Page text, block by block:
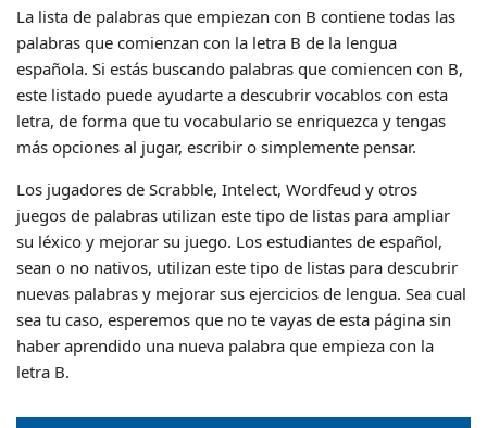
La lista de palabras que empiezan con B contiene todas las
palabras que comienzan con la letra B de la lengua
española. Si estás buscando palabras que comiencen con B,
este listado puede ayudarte a descubrir vocablos con esta
letra, de forma que tu vocabulario se enriquezca y tengas
más opciones al jugar, escribir o simplemente pensar.
Los jugadores de Scrabble, Intelect, Wordfeud y otros
juegos de palabras utilizan este tipo de listas para ampliar
su léxico y mejorar su juego. Los estudiantes de español,
sean o no nativos, utilizan este tipo de listas para descubrir
nuevas palabras y mejorar sus ejercicios de lengua. Sea cual
sea tu caso, esperemos que no te vayas de esta página sin
haber aprendido una nueva palabra que empieza con la
letra B.